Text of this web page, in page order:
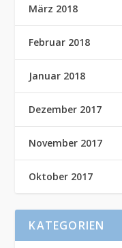
März 2018
Februar 2018
Januar 2018
Dezember 2017
November 2017
Oktober 2017
KATEGORIEN